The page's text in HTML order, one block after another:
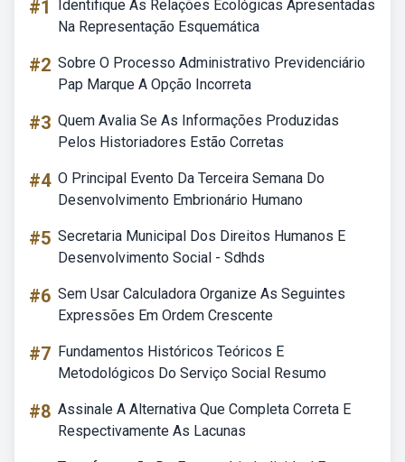
#1
Identifique As Relações Ecológicas Apresentadas
Na Representação Esquemática
#2 Sobre O Processo Administrativo Previdenciário
Pap Marque A Opção Incorreta
#3 Quem Avalia Se As Informações Produzidas
Pelos Historiadores Estão Corretas
#4 O Principal Evento Da Terceira Semana Do
Desenvolvimento Embrionário Humano
#5 Secretaria Municipal Dos Direitos Humanos E
Desenvolvimento Social - Sdhds
#6 Sem Usar Calculadora Organize As Seguintes
Expressões Em Ordem Crescente
#7 Fundamentos Históricos Teóricos E
Metodológicos Do Serviço Social Resumo
#8 Assinale A Alternativa Que Completa Correta E
Respectivamente As Lacunas